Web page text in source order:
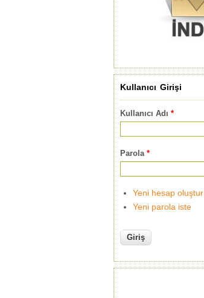
Kullanıcı Girişi
Kullanıcı Adı *
Parola *
Yeni hesap oluştur
Yeni parola iste